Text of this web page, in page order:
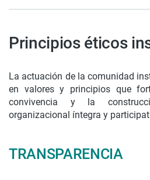
Principios éticos
La actuación de la comunidad
en valores y principios que
convivencia y la
organizacional íntegra y
TRANSPARENCIA